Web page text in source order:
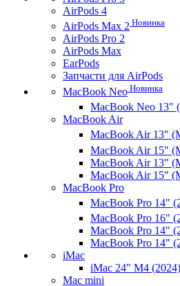
AirPods 4
AirPods Max 2 Новинка
AirPods Pro 2
AirPods Max
EarPods
Запчасти для AirPods
MacBook Neo Новинка
MacBook Neo 13"
MacBook Air
MacBook Air 13"
MacBook Air 15"
MacBook Air 13"
MacBook Air 15"
MacBook Pro
MacBook Pro 14"
MacBook Pro 16"
MacBook Pro 14"
MacBook Pro 14"
iMac
iMac 24" M4 (2024)
Mac mini